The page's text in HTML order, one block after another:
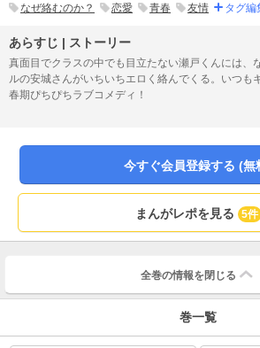
なぜ絡むのか？ 恋愛 青春 友情 タグ編
あらすじ | ストーリー
真面目でクラスの中でも目立たない瀬戸くんには、
ルの安城さんがいちいちエロく絡んでくる。いつも
春期ぴちぴちラブコメディ！
今すぐ会員登録する (無
まんがレポを見る 5件
全巻の情報を 閉じる
巻一覧